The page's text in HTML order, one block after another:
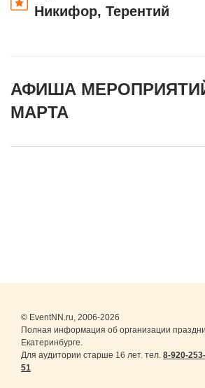
Никифор, Терентий
АФИША
МАРТА
© EventNN.ru, 2006-2026
Полная информация об организации
Екатеринбурге.
Для аудитории старше 16 лет. тел. 8-920-
51